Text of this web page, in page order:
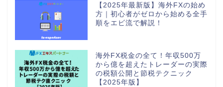
【2025年最新版】海外FXの始め
方｜初心者がゼロから始める全手
順をエビ流で解説！
海外FX税金の全て！年収500万
から億を超えたトレーダーの実際
の税額公開と節税テクニック
【2025年版】